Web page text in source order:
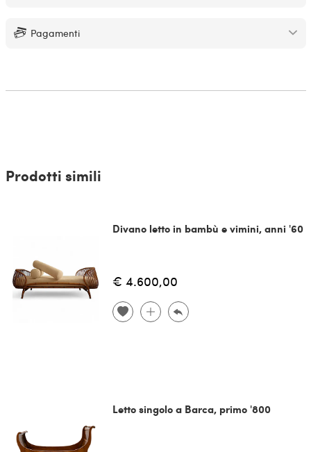
Pagamenti
Prodotti simili
Divano letto in bambù e vimini, anni '60
€ 4.600,00
Letto singolo a Barca, primo '800